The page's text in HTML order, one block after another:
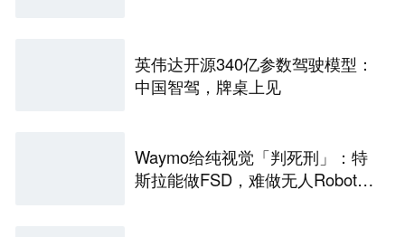
英伟达开源340亿参数驾驶模型：
中国智驾，牌桌上见
Waymo给纯视觉「判死刑」：特
斯拉能做FSD，难做无人Robota